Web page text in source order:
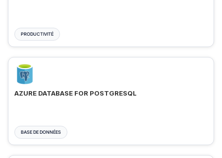
PRODUCTIVITÉ
AZURE DATABASE FOR POSTGRESQL
BASE DE DONNÉES